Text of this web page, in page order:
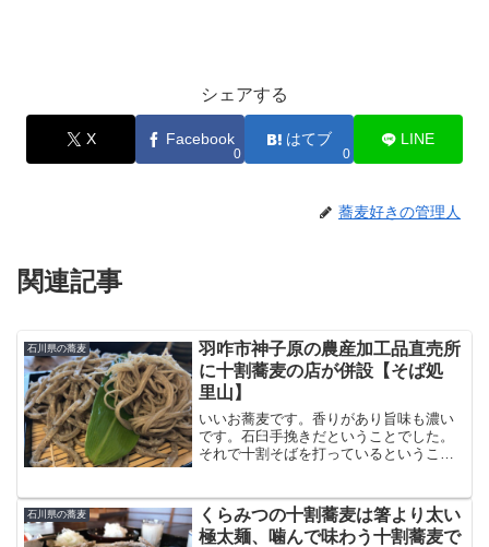
シェアする
X Facebook
0
はてブ
0
LINE
蕎麦好きの管理人
関連記事
石川県の蕎麦
羽咋市神子原の農産加工品直売所
に十割蕎麦の店が併設【そば処
里山】
いいお蕎麦です。香りがあり旨味も濃い
です。石臼手挽きだということでした。
それで十割そばを打っているということ
の粗挽きの田舎そばです。細い方は確認
するのを忘れました（十割...
石川県の蕎麦
くらみつの十割蕎麦は箸より太い
極太麺、噛んで味わう十割蕎麦で